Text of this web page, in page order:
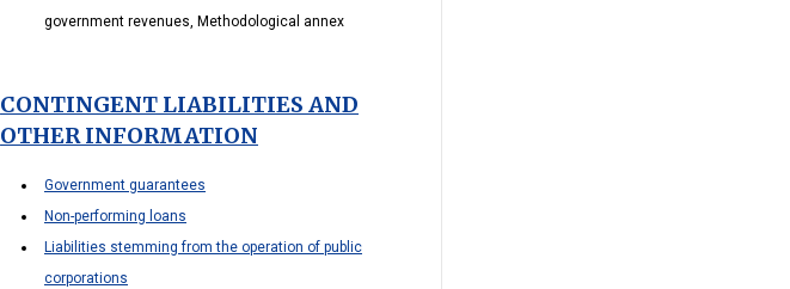
government revenues, Methodological annex
CONTINGENT LIABILITIES AND
OTHER INFORMATION
Government guarantees
Non-performing loans
Liabilities stemming from the operation of public
corporations